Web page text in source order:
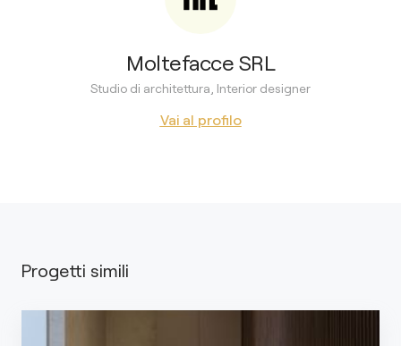
Moltefacce SRL
Studio di architettura, Interior designer
Vai al profilo
Progetti simili